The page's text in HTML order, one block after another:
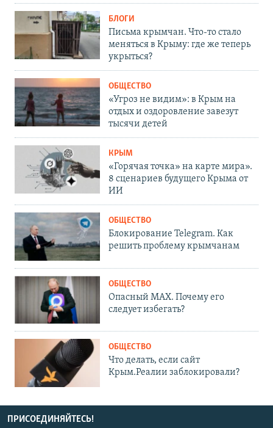
БЛОГИ
Письма крымчан. Что-то стало
меняться в Крыму: где же теперь
укрыться?
ОБЩЕСТВО
«Угроз не видим»: в Крым на
отдых и оздоровление завезут
тысячи детей
КРЫМ
«Горячая точка» на карте мира».
8 сценариев будущего Крыма от
ИИ
ОБЩЕСТВО
Блокирование Telegram. Как
решить проблему крымчанам
ОБЩЕСТВО
Опасный MAX. Почему его
следует избегать?
ОБЩЕСТВО
Что делать, если сайт
Крым.Реалии заблокировали?
ПРИСОЕДИНЯЙТЕСЬ!